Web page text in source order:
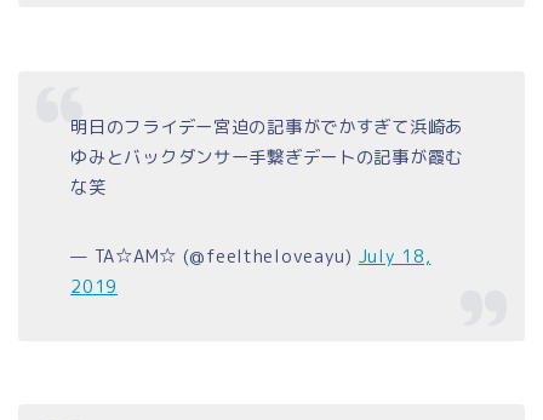
明日のフライデー宮迫の記事がでかすぎて浜崎あ
ゆみとバックダンサー手繋ぎデートの記事が霞む
な笑
— TA☆AM☆ (@feeltheloveayu) July 18,
2019